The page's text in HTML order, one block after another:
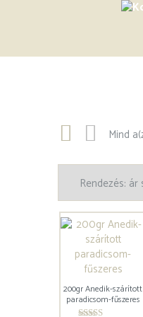
Mind
200gr Anedik-szárított
paradicsom-fűszeres